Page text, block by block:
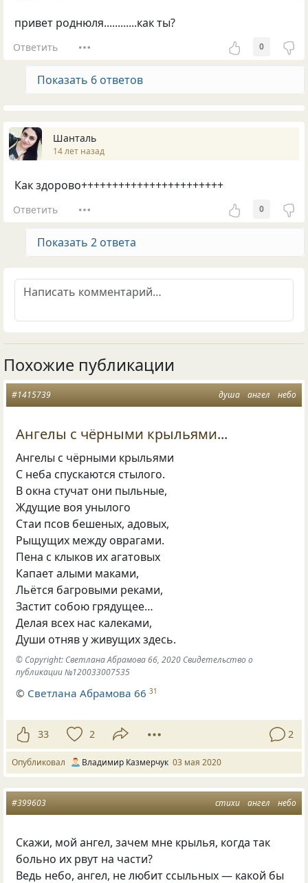
привет роднюля............как ты?
Ответить 0
Показать 6 ответов
Шанталь
14 лет назад
Как здорово+++++++++++++++++++++++
Ответить 0
Показать 2 ответа
Похожие публикации
душа ангел небо
#1415739
Ангелы с чёрными крыльями...
Ангелы с чёрными крыльями
С неба спускаются стылого.
В окна стучат они пыльные,
Ждущие воя унылого
Стаи псов бешеных, адовых,
Рыщущих между оврагами.
Пена с клыков их агатовых
Капает алыми маками,
Льётся багровыми реками,
Застит собою грядущее…
Делая всех нас калеками,
Души отняв у живущих здесь.
© Copyright: Светлана Абрамова 66, 2020 Свидетельство о
публикации №120033007535
© Светлана Абрамова 66 31
33 2 2
Опубликовал Владимир Казмерчук 03 мая 2020
стихи ангел небо
#399603
Скажи, мой ангел, зачем мне крылья, когда так
больно их рвут на части?
Ведь небо, ангел, не любит ссыльных — какой бы